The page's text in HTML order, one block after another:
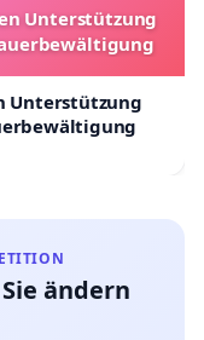
Unterstützung
Unterstützung
ändern